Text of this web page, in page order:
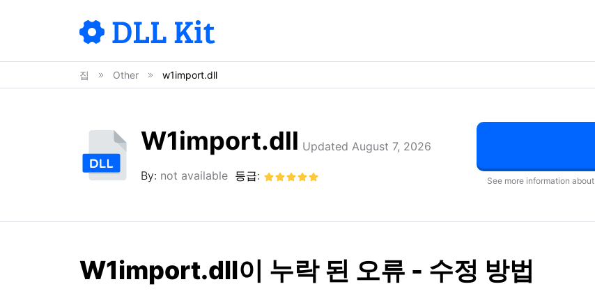
집 Other w1import.dll
W1import.dll Updated August 7, 2026
By: not available 등급: See more information about
W1import.dll이 누락 된 오류 - 수정 방법